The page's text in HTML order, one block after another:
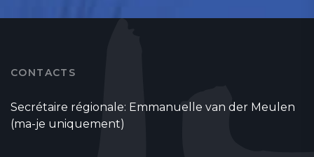
CONTACTS
Secrétaire régionale: Emmanuelle van der Meulen
(ma-je uniquement)